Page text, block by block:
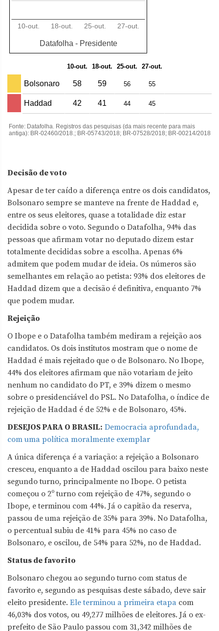
Decisão de voto
Apesar de ter caído a diferença entre os dois candidatos,
Bolsonaro sempre se manteve na frente de Haddad e,
entre os seus eleitores, quase a totalidade diz estar
decidida sobre o voto. Segundo o Datafolha, 94% das
pessoas que afirmam votar no deputado dizem estar
totalmente decididas sobre a escolha. Apenas 6%
admitem que podem mudar de ideia. Os números são
semelhantes em relação ao petista: 93% dos eleitores de
Haddad dizem que a decisão é definitiva, enquanto 7%
que podem mudar.
Rejeição
O Ibope e o Datafolha também mediram a rejeição aos
candidatos. Os dois institutos mostram que o nome de
Haddad é mais rejeitado que o de Bolsonaro. No Ibope,
44% dos eleitores afirmam que não votariam de jeito
nenhum no candidato do PT, e 39% dizem o mesmo
sobre o presidenciável do PSL. No Datafolha, o índice de
rejeição de Haddad é de 52% e de Bolsonaro, 45%.
DESEJOS PARA O BRASIL: Democracia aprofundada,
com uma política moralmente exemplar
A única diferença é a variação: a rejeição a Bolsonaro
cresceu, enquanto a de Haddad oscilou para baixo neste
segundo turno, principalmente no Ibope. O petista
começou o 2º turno com rejeição de 47%, segundo o
Ibope, e terminou com 44%. Já o capitão da reserva,
passou de uma rejeição de 35% para 39%. No Datafolha,
o percentual subiu de 41% para 45% no caso de
Bolsonaro, e oscilou, de 54% para 52%, no de Haddad.
Status de favorito
Bolsonaro chegou ao segundo turno com status de
favorito e, segundo as pesquisas deste sábado, deve sair
eleito presidente. Ele terminou a primeira etapa com
46,03% dos votos, ou 49,277 milhões de eleitores. Já o ex-
prefeito de São Paulo passou com 31,342 milhões de